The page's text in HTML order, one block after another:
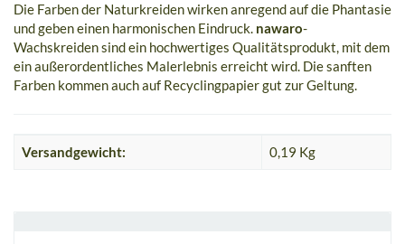
Die Farben der Naturkreiden wirken anregend auf die Phantasie
und geben einen harmonischen Eindruck. nawaro-
Wachskreiden sind ein hochwertiges Qualitätsprodukt, mit dem
ein außerordentliches Malerlebnis erreicht wird. Die sanften
Farben kommen auch auf Recyclingpapier gut zur Geltung.
Versandgewicht: 0,19 Kg